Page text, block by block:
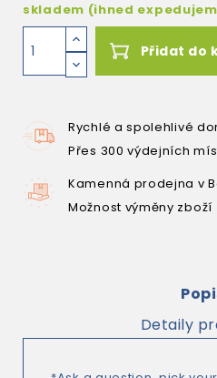
skladem (ihned
Přidat do
Rychlé a spolehlivé
Přes 300 výdejních
Kamenná prodejna v
Možnost výměny zboží
Detaily